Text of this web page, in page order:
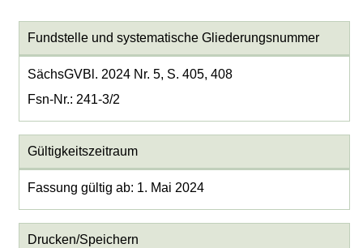
Fundstelle und systematische Gliederungsnummer
SächsGVBl. 2024 Nr. 5, S. 405, 408
Fsn-Nr.: 241-3/2
Gültigkeitszeitraum
Fassung gültig ab: 1. Mai 2024
Drucken/Speichern